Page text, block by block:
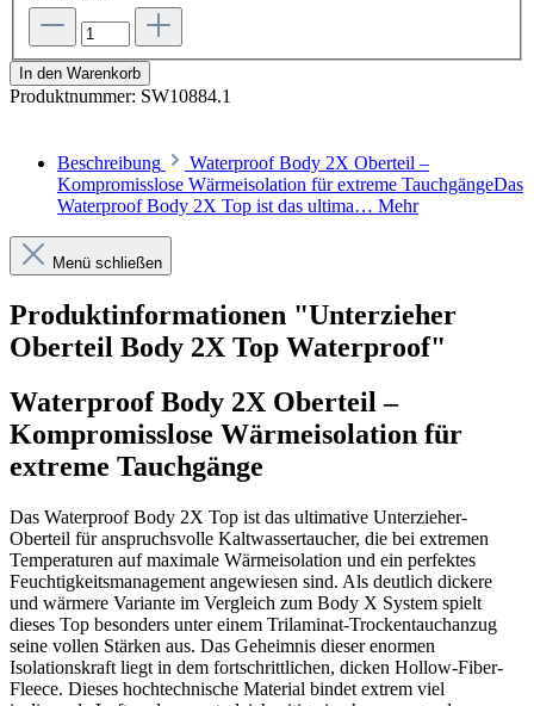
In den Warenkorb
Produktnummer: SW10884.1
Beschreibung
Waterproof Body 2X Oberteil –
Kompromisslose Wärmeisolation für extreme TauchgängeDas
Waterproof Body 2X Top ist das ultima… Mehr
Menü schließen
Produktinformationen "Unterzieher
Oberteil Body 2X Top Waterproof"
Waterproof Body 2X Oberteil –
Kompromisslose Wärmeisolation für
extreme Tauchgänge
Das Waterproof Body 2X Top ist das ultimative Unterzieher-
Oberteil für anspruchsvolle Kaltwassertaucher, die bei extremen
Temperaturen auf maximale Wärmeisolation und ein perfektes
Feuchtigkeitsmanagement angewiesen sind. Als deutlich dickere
und wärmere Variante im Vergleich zum Body X System spielt
dieses Top besonders unter einem Trilaminat-Trockentauchanzug
seine vollen Stärken aus. Das Geheimnis dieser enormen
Isolationskraft liegt in dem fortschrittlichen, dicken Hollow-Fiber-
Fleece. Dieses hochtechnische Material bindet extrem viel